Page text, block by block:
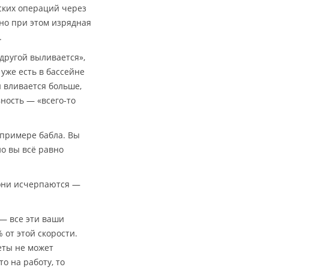
операций через
при этом изрядная
выливается»,
есть в бассейне
вливается больше,
— «всего-то
примере бабла. Вы
вы всё равно
исчерпаются —
все эти ваши
этой скорости.
не может
на работу, то